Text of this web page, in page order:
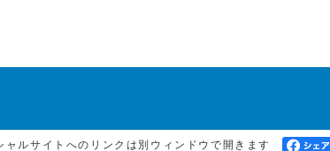
ャルサイトへのリンクは別ウィンドウで開きます